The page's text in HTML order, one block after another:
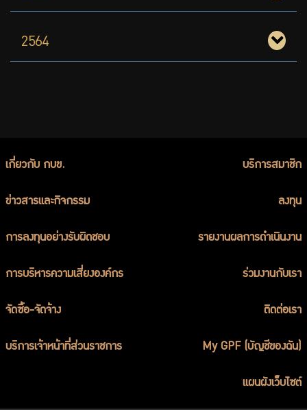
2564
เกี่ยวกับ กบข. บริการสมาชิก
ข่าวสารและกิจกรรม ลงทุน
การลงทุนอย่างรับผิดชอบ รายงานผลการดำเนินงาน
การบริหารความเสี่ยงองค์กร ร่วมงานกับเรา
จัดซื้อ-จัดจ้าง ติดต่อเรา
บริการเจ้าหน้าที่ส่วนราชการ My GPF (บัญชีของฉัน)
แผนผังเว็บไซต์